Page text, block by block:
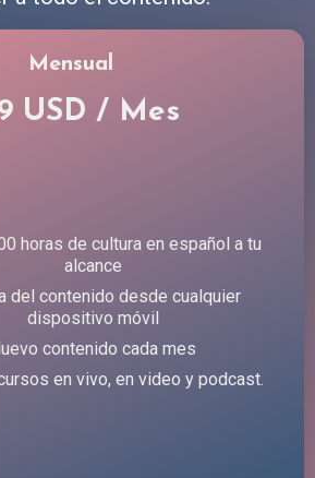
Mensual
USD / Mes
horas de cultura en español a tu
alcance
del contenido desde cualquier
dispositivo móvil
contenido cada mes
en vivo, en video y podcast.